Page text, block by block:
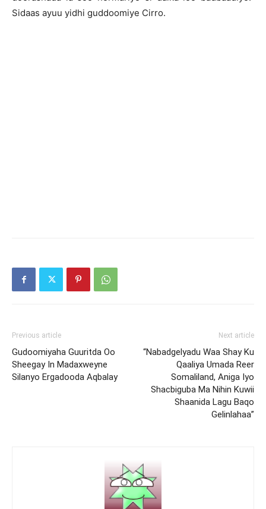
Sidaas ayuu yidhi guddoomiye Cirro.
Previous article
Gudoomiyaha Guuritda Oo
Sheegay In Madaxweyne
Silanyo Ergadooda Aqbalay
Next article
“Nabadgelyadu Waa Shay Ku
Qaaliya Umada Reer
Somaliland, Aniga Iyo
Shacbiguba Ma Nihin Kuwii
Shaanida Lagu Baqo
Gelinlahaa”